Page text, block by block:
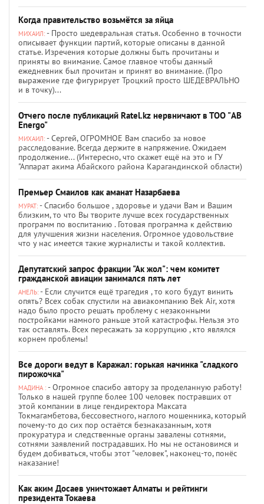
Когда правительство возьмётся за яйца
МИХАИЛ: - Просто шедевральная статья. Особенно в точности
описывает функции партий, которые описаны в данной
статье. Изречения которые должны быть прочитаны и
приняты во внимание. Самое главное чтобы данный
ежедневник был прочитан и принят во внимание. (Про
выражение где фигурирует Троцкий просто ШЕДЕВРАЛЬНО
и в точку)...
Отчего после публикаций Ratel.kz нервничают в ТОО "AB
Energo"
МИХАИЛ: - Сергей, ОГРОМНОЕ Вам спасибо за новое
расследование. Всегда держите в напряжение. Ожидаем
продолжение... (Интересно, что скажет ещё на это и ГУ
"Аппарат акима Абайского района Карагандинской области)
Премьер Смаилов как аманат Назарбаева
МУРАТ: - Спасибо большое , здоровье и удачи Вам и Вашим
близким, то что Вы творите лучше всех государственных
программ по воспитанию . Готовая программа к действию
для улучшения жизни населения. Огромное удовольствие
что у нас имеется такие журналисты и такой коллектив.
Депутатский запрос фракции "Ак жол": чем комитет
гражданской авиации занимался пять лет
АНЕЛЬ: - Если случится ещё трагедия , то кого будут винить
опять? Всех собак спустили на авиакомпанию Bek Air, хотя
надо было просто решать проблему с незаконными
постройками намного раньше этой катастрофы. Нельзя это
так оставлять. Всех пересажать за коррупцию , кто являлся
корнем проблемы!
Все дороги ведут в Каражал: горькая начинка "сладкого
пирожочка"
МАДИНА : - Огромное спасибо автору за проделанную работу!
Только в нашей группе более 100 человек постравших от
этой компании в лице гендиректора Максата
Токмагамбетова, бессовестного, наглого мошенника, который
почему-то до сих пор остаётся безнаказанным, хотя
прокуратура и следственные органы завалены сотнями,
сотнями заявлений пострадавших. Но мы не остановимся и
будем добиваться, чтобы этот "человек", наконец-то, понёс
наказание!
Как аким Досаев уничтожает Алматы и рейтинги
президента Токаева